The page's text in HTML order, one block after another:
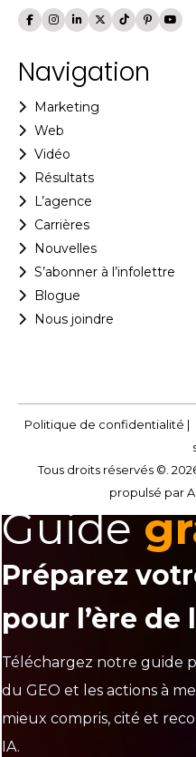
Navigation
Marketing
Web
Vidéo
Résultats
L’agence
Carrières
Nouvelles
S’abonner à l’infolettre
Blogue
Nous joindre
Politique de confidentialité |
Tous droits réservés ©.
propulsé par
Guide
Préparez
pour l’ère de
Téléchargez notre guide
du GEO et les actions à
mieux compris, cité et
IA.